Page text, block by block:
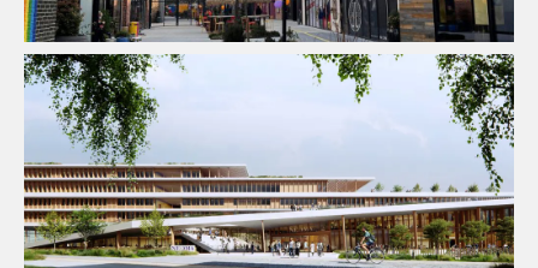
Enseignement Fluides Sûreté Sécurité VRD